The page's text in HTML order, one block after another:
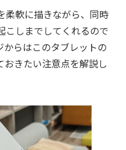
軟に描きながら、同時
こしまでしてくれるので
からはこのタブレットの
おきたい注意点を解説し